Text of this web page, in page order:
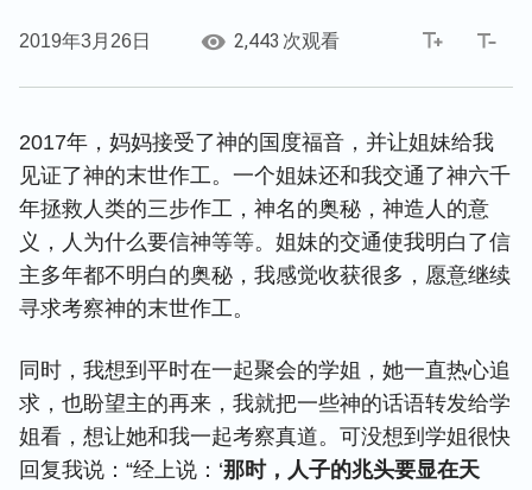
2019年3月26日 2,443 次观看
2017年，妈妈接受了神的国度福音，并让姐妹给我
见证了神的末世作工。一个姐妹还和我交通了神六千
年拯救人类的三步作工，神名的奥秘，神造人的意
义，人为什么要信神等等。姐妹的交通使我明白了信
主多年都不明白的奥秘，我感觉收获很多，愿意继续
寻求考察神的末世作工。
同时，我想到平时在一起聚会的学姐，她一直热心追
求，也盼望主的再来，我就把一些神的话语转发给学
姐看，想让她和我一起考察真道。可没想到学姐很快
回复我说：“经上说：‘那时，人子的兆头要显在天